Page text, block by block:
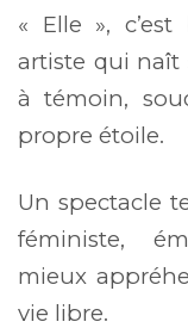
« Elle »,
artiste qui naît
à témoin,
propre étoile.
Un spectacle
féministe,
mieux
vie libre.